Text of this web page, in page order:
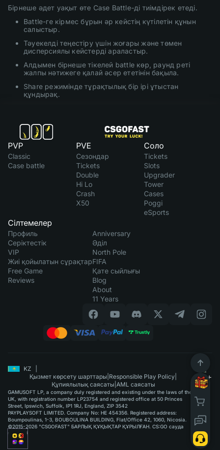
Бірнеше әдет уақыт өте Case Battle-ді тиімдірек етеді.
Battle-ге кірмес бұрын әр кейстің күтілетін құнын
салыстыр.
Тәуекелді теңестіру үшін жоғары және төмен
дисперсиялы кейстерді араластыр.
Алдымен бірнеше тікелей battle көр, раунд реті
жалпы нәтижеге қалай әсер ететінін бақыла.
Share режимінде тұрақтылық бір ірі ұтыстан
құндырақ.
PVP
Classic
Case battle
PVE
Сезондар
Tickets
Double
Hi Lo
Crash
X50
Соло
Tickets
Slots
Upgrader
Tower
Cases
Poggi
eSports
Сілтемелер
Профиль
Серіктестік
VIP
Жиі қойылатын сұрақтар
Free Game
Reviews
Anniversary
Әділ
North Pole
FIFA
Қате сыйлығы
Blog
About
11 Years
KZ
Қызмет көрсету шарттары Responsible Play Policy
Құпиялылық саясаты AML саясаты
GAMUSOFT LP, a company duly registered and existing under the laws of the
UK, with registration number LP23754 and registered office at 50 Princes
Street, Ipswich, Suffolk, IP1 1RJ, England, ZIP 3542
PAYPLAYSOFT LIMITED. Company No: HE 454356. Registered address:
Boumpoulinas, 1-3, BOUBOULINA BUILDING, Flat/Office 42, 1060, Nicosia.
©2015-2026 "CSGOFAST" БАРЛЫҚ ҚҰҚЫҚТАР ҚҰРЫЛҒАН. CS:GO сауда
қызметі